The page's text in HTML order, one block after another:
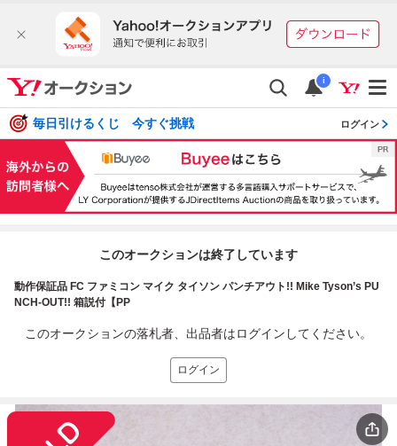
i
毎日引けるくじ 今すぐ挑戦 ログイン
このオークションは終了しています
動作保証品 FC ファミコン マイク タイソン パンチアウト!! Mike Tyson’s PU
NCH-OUT!! 箱説付【PP
このオークションの落札者、出品者はログインしてください。
ログイン